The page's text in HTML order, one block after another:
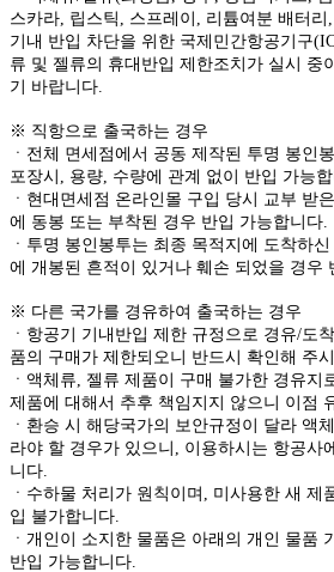
스카라, 립스틱, 스프레이, 리튬여분 배터
기내 반입 차단을 위한 국제민간항공기구
류 및 젤류의 휴대반입 제한조치가 실시 중
기 바랍니다.
※ 직항으로 출국하는 경우
ㆍ전체 면세점에서 공동 제작된 투명 봉인
포장시, 용량, 수량에 관계 없이 반입 가능합
ㆍ현대면세점 온라인몰 구입 당시 교부 받
에 동봉 또는 부착된 경우 반입 가능합니다.
ㆍ투명 봉인봉투는 최종 목적지에 도착하
에 개봉된 흔적이 있거나 훼손 되었을 경우
※ 다른 국가를 경유하여 출국하는 경우
ㆍ항공기 기내반입 제한 규정으로 경유/도
품의 구매가 제한되오니 반드시 확인해 주
ㆍ액체류, 젤류 제품이 구매 불가한 경유지
제품에 대해서 추후 책임지지 않으니 이점
ㆍ환승 시 해당국가의 보안규정이 달라 액
라야 할 경우가 있으니, 이용하시는 항공사
니다.
ㆍ수하물 처리가 원칙이며, 미사용한 새 제
입 불가합니다.
ㆍ개인이 소지한 물품은 아래의 개인 물품
반입 가능합니다.